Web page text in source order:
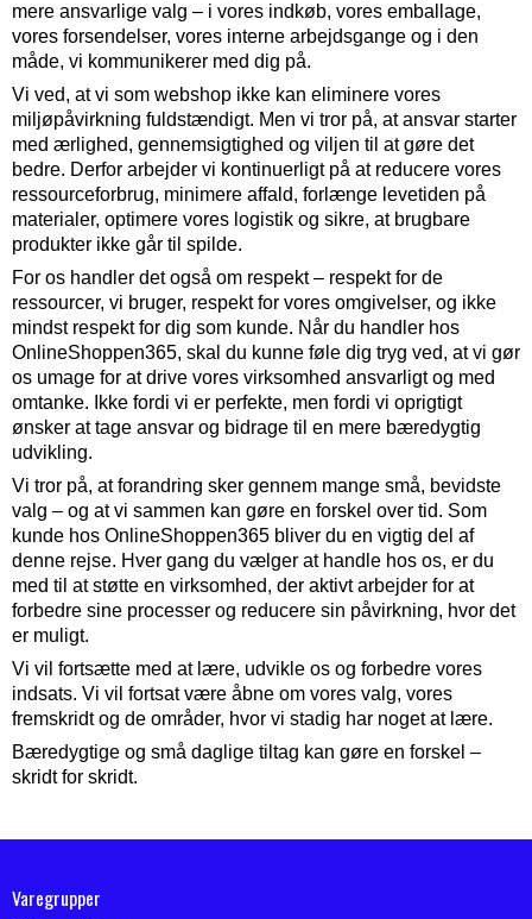
mere ansvarlige valg – i vores indkøb, vores emballage,
vores forsendelser, vores interne arbejdsgange og i den
måde, vi kommunikerer med dig på.
Vi ved, at vi som webshop ikke kan eliminere vores
miljøpåvirkning fuldstændigt. Men vi tror på, at ansvar starter
med ærlighed, gennemsigtighed og viljen til at gøre det
bedre. Derfor arbejder vi kontinuerligt på at reducere vores
ressourceforbrug, minimere affald, forlænge levetiden på
materialer, optimere vores logistik og sikre, at brugbare
produkter ikke går til spilde.
For os handler det også om respekt – respekt for de
ressourcer, vi bruger, respekt for vores omgivelser, og ikke
mindst respekt for dig som kunde. Når du handler hos
OnlineShoppen365, skal du kunne føle dig tryg ved, at vi gør
os umage for at drive vores virksomhed ansvarligt og med
omtanke. Ikke fordi vi er perfekte, men fordi vi oprigtigt
ønsker at tage ansvar og bidrage til en mere bæredygtig
udvikling.
Vi tror på, at forandring sker gennem mange små, bevidste
valg – og at vi sammen kan gøre en forskel over tid. Som
kunde hos OnlineShoppen365 bliver du en vigtig del af
denne rejse. Hver gang du vælger at handle hos os, er du
med til at støtte en virksomhed, der aktivt arbejder for at
forbedre sine processer og reducere sin påvirkning, hvor det
er muligt.
Vi vil fortsætte med at lære, udvikle os og forbedre vores
indsats. Vi vil fortsat være åbne om vores valg, vores
fremskridt og de områder, hvor vi stadig har noget at lære.
Bæredygtige og små daglige tiltag kan gøre en forskel –
skridt for skridt.
Varegrupper